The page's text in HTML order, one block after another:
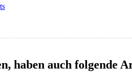
haben auch folgende